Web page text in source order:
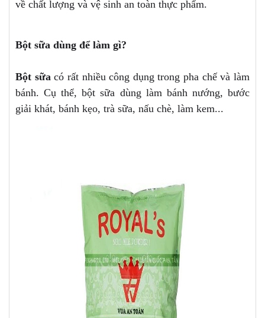
về chất lượng và vệ sinh an toàn thực phẩm.
Bột sữa dùng để làm gì?
Bột sữacó rất nhiều công dụng trong pha chế và làm
bánh. Cụ thể, bột sữa dùng làm bánh nướng, bước
giải khát, bánh kẹo, trà sữa, nấu chè, làm kem...